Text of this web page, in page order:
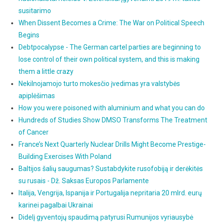
susitarimo
When Dissent Becomes a Crime: The War on Political Speech
Begins
Debtpocalypse - The German cartel parties are beginning to
lose control of their own political system, and this is making
them a little crazy
Nekilnojamojo turto mokesčio įvedimas yra valstybės
apiplėšimas
How you were poisoned with aluminium and what you can do
Hundreds of Studies Show DMSO Transforms The Treatment
of Cancer
France’s Next Quarterly Nuclear Drills Might Become Prestige-
Building Exercises With Poland
Baltijos šalių saugumas? Sustabdykite rusofobiją ir derėkitės
su rusais - Dž. Saksas Europos Parlamente
Italija, Vengrija, Ispanija ir Portugalija nepritaria 20 mlrd. eurų
karinei pagalbai Ukrainai
Didelį gyventojų spaudimą patyrusi Rumunijos vyriausybė